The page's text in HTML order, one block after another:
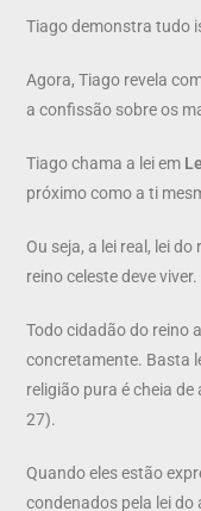
Tiago demonstra tudo
Agora, Tiago revela
a confissão sobre os
Tiago chama a lei em
próximo como a ti
Ou seja, a lei real, lei
reino celeste deve viver.
Todo cidadão do reino
concretamente. Basta
religião pura é cheia
27).
Quando eles estão
condenados pela lei do